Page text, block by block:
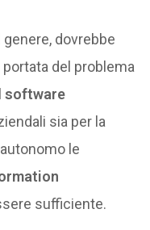
genere, dovrebbe
del problema
software
sia per la
le
sufficiente.